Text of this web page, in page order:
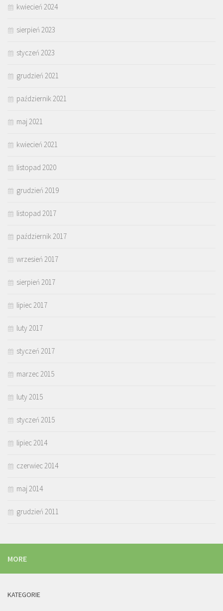
kwiecień 2024
sierpień 2023
styczeń 2023
grudzień 2021
październik 2021
maj 2021
kwiecień 2021
listopad 2020
grudzień 2019
listopad 2017
październik 2017
wrzesień 2017
sierpień 2017
lipiec 2017
luty 2017
styczeń 2017
marzec 2015
luty 2015
styczeń 2015
lipiec 2014
czerwiec 2014
maj 2014
grudzień 2011
MORE
KATEGORIE